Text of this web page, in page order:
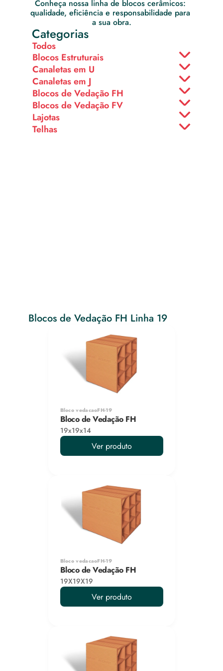
Conheça nossa linha de blocos cerâmicos:
qualidade, eficiência e responsabilidade para
a sua obra.
Categorias
Todos
Blocos Estruturais
Canaletas em U
Canaletas em J
Blocos de Vedação FH
Blocos de Vedação FV
Lajotas
Telhas
Blocos de Vedação FH Linha 19
Bloco vedacaoFH-19
Bloco de Vedação FH
19x19x14
Ver produto
Bloco vedacaoFH-19
Bloco de Vedação FH
19X19X19
Ver produto